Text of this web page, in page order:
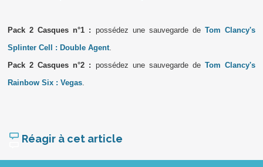
Pack 2 Casques n°1 : possédez une sauvegarde de Tom Clancy's
Splinter Cell : Double Agent
Pack 2 Casques n°2 : possédez une sauvegarde de Tom Clancy's
Rainbow Six : Vegas
Réagir à cet article